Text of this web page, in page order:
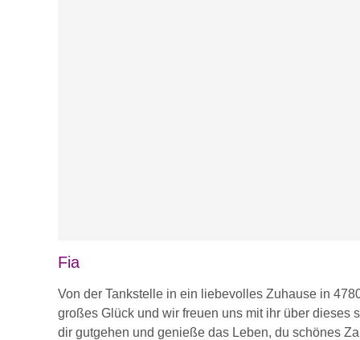
Fia
Von der Tankstelle in ein liebevolles Zuhause in
großes Glück und wir freuen uns mit ihr über dieses
dir gutgehen und genieße das Leben, du schönes